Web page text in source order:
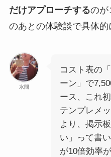
だけアプローチするのが
のあとの体験談で具体的
水間
コスト表の
ーン」で
ース、これ
テンプレメ
より、掲示
い」って書
が10倍効率が